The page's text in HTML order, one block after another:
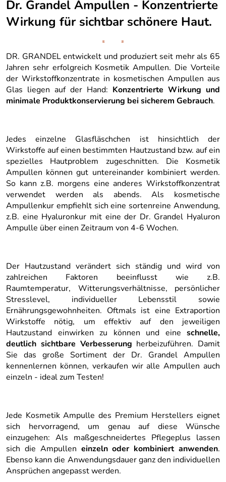
Dr. Grandel Ampullen - Konzentrierte
Wirkung für sichtbar schönere Haut.
DR. GRANDEL entwickelt und produziert seit mehr als 65
Jahren sehr erfolgreich Kosmetik Ampullen. Die Vorteile
der Wirkstoffkonzentrate in kosmetischen Ampullen aus
Glas liegen auf der Hand: Konzentrierte Wirkung und
minimale Produktkonservierung bei sicherem Gebrauch.
Jedes einzelne Glasfläschchen ist hinsichtlich der
Wirkstoffe auf einen bestimmten Hautzustand bzw. auf ein
spezielles Hautproblem zugeschnitten. Die Kosmetik
Ampullen können gut untereinander kombiniert werden.
So kann z.B. morgens eine anderes Wirkstoffkonzentrat
verwendet werden als abends. Als kosmetische
Ampullenkur empfiehlt sich eine sortenreine Anwendung,
z.B. eine Hyaluronkur mit eine der Dr. Grandel Hyaluron
Ampulle über einen Zeitraum von 4-6 Wochen.
Der Hautzustand verändert sich ständig und wird von
zahlreichen Faktoren beeinflusst wie z.B.
Raumtemperatur, Witterungsverhältnisse, persönlicher
Stresslevel, individueller Lebensstil sowie
Ernährungsgewohnheiten. Oftmals ist eine Extraportion
Wirkstoffe nötig, um effektiv auf den jeweiligen
Hautzustand einwirken zu können und eine schnelle,
deutlich sichtbare Verbesserung herbeizuführen. Damit
Sie das große Sortiment der Dr. Grandel Ampullen
kennenlernen können, verkaufen wir alle Ampullen auch
einzeln - ideal zum Testen!
Jede Kosmetik Ampulle des Premium Herstellers eignet
sich hervorragend, um genau auf diese Wünsche
einzugehen: Als maßgeschneidertes Pflegeplus lassen
sich die Ampullen einzeln oder kombiniert anwenden.
Ebenso kann die Anwendungsdauer ganz den individuellen
Ansprüchen angepasst werden.